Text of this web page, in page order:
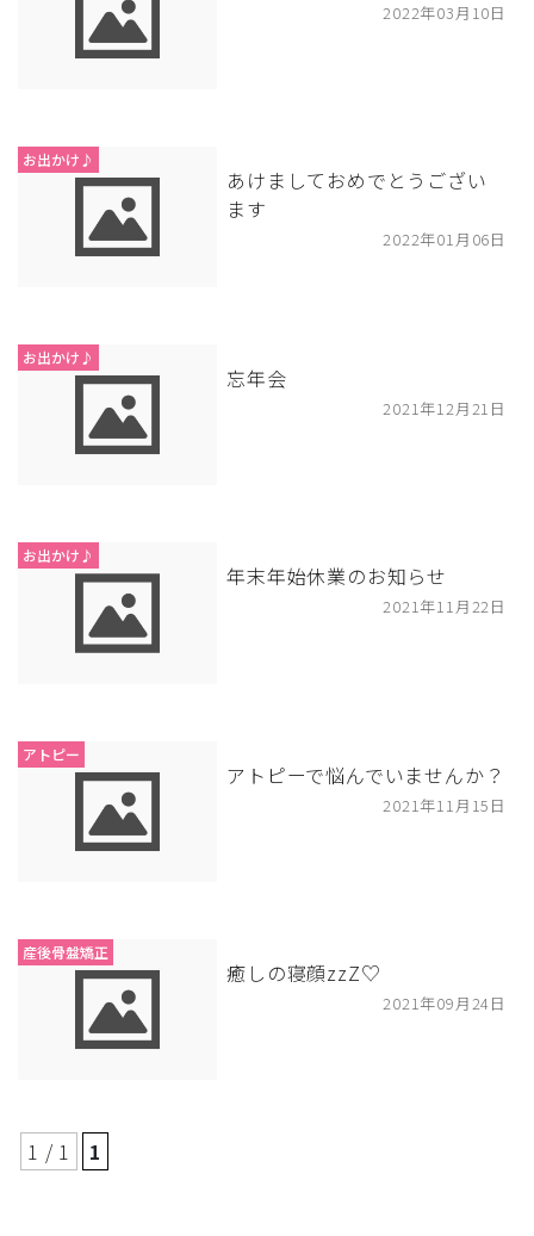
2022年03月10日
お出かけ♪
あけましておめでとうござい
ます
2022年01月06日
お出かけ♪
忘年会
2021年12月21日
お出かけ♪
年末年始休業のお知らせ
2021年11月22日
アトピー
アトピーで悩んでいませんか？
2021年11月15日
産後骨盤矯正
癒しの寝顔zzZ♡
2021年09月24日
1 / 1 1